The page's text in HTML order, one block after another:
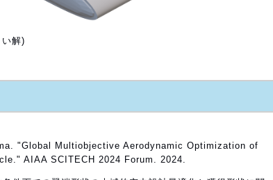
解)
"Global Multiobjective Aerodynamic Optimization of
AIAA SCITECH 2024 Forum. 2024.